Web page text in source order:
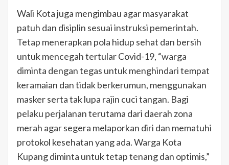
Wali Kota juga mengimbau agar masyarakat
patuh dan disiplin sesuai instruksi pemerintah.
Tetap menerapkan pola hidup sehat dan bersih
untuk mencegah tertular Covid-19, “warga
diminta dengan tegas untuk menghindari tempat
keramaian dan tidak berkerumun, menggunakan
masker serta tak lupa rajin cuci tangan. Bagi
pelaku perjalanan terutama dari daerah zona
merah agar segera melaporkan diri dan mematuhi
protokol kesehatan yang ada. Warga Kota
Kupang diminta untuk tetap tenang dan optimis,”